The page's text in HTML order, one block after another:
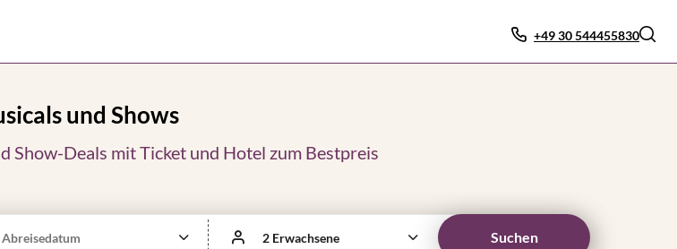
+49 30 544455830
und Shows
Show-Deals mit Ticket und Hotel zum Bestpreis
Abreisedatum 2 Erwachsene Suchen